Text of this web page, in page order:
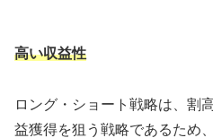
高い収益性
ロング・ショート戦略は、割
益獲得を狙う戦略であるため